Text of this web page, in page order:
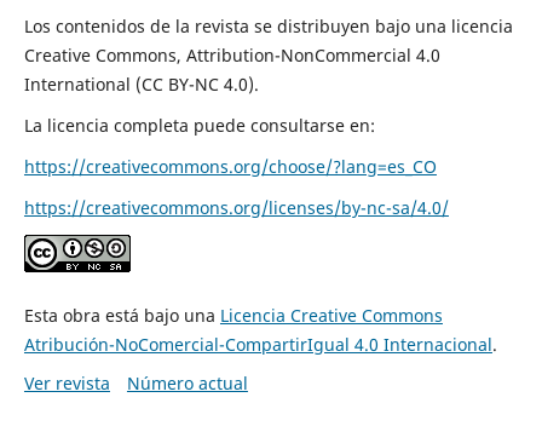
Los contenidos de la revista se distribuyen bajo una licencia
Creative Commons, Attribution-NonCommercial 4.0
International (CC BY-NC 4.0).
La licencia completa puede consultarse en:
https://creativecommons.org/choose/?lang=es_CO
https://creativecommons.org/licenses/by-nc-sa/4.0/
Esta obra está bajo una Licencia Creative Commons
Atribución-NoComercial-CompartirIgual 4.0 Internacional.
Ver revista
Número actual